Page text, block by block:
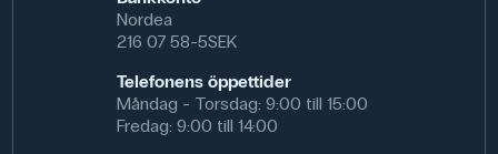
Nordea
216 07 58-5SEK
Telefonens öppettider
Måndag - Torsdag: 9:00 till 15:00
Fredag: 9:00 till 14:00